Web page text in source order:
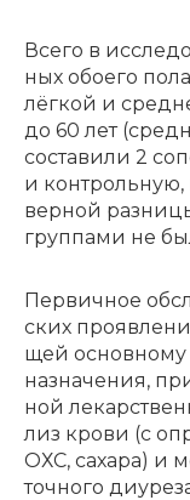
Все­го в
ных обо­е­го
лёг­кой и
до 60 лет
со­ста­ви­ли 2
и
вер­ной
груп­па­ми не
Пер­вич­ное
ских
щей основ­но­му
на­зна­че­ния,
ной
лиз кро­ви (с
ОХС, са­ха­ра) и
точ­но­го